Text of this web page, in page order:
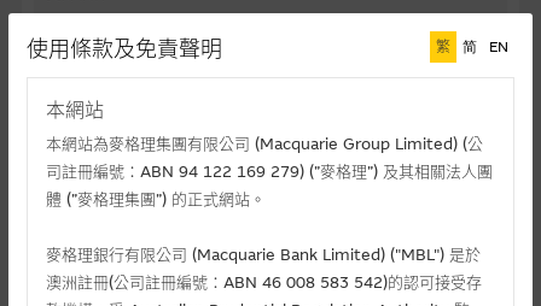
過去30日正股歷史波幅
溢價 81.82%
引伸波幅 145.00%
上市日(日-月-年) 21/05/2026
使用條款及免責聲明 繁 简 EN
本網站
本網站為麥格理集團有限公司 (Macquarie Group Limited) (公
司註冊編號：ABN 94 122 169 279) (”麥格理”) 及其相關法人團
體 (”麥格理集團”) 的正式網站。
麥格理銀行有限公司 (Macquarie Bank Limited) ("MBL") 是於
澳洲註冊(公司註冊編號：ABN 46 008 583 542)的認可接受存